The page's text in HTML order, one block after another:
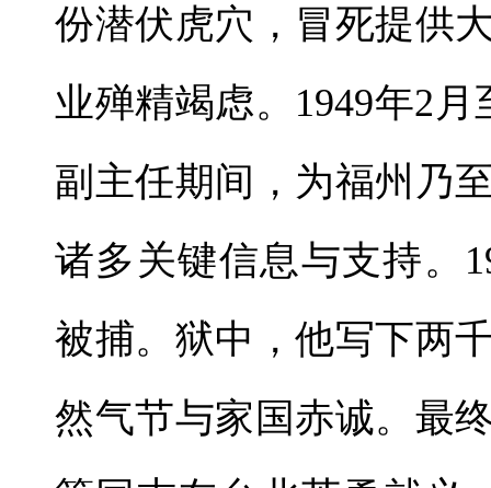
份潜伏虎穴，冒死提供
业殚精竭虑。1949年2
副主任期间，为福州乃
诸多关键信息与支持。
被捕。狱中，他写下两
然气节与家国赤诚。最